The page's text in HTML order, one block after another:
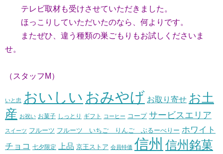
テレビ取材も受けさせていただきました。
ほっこりしていただいたのなら、何よりです。
またぜひ、違う種類の巣ごもりもお試しくださいま
せ。
（スタッフM）
いと忠 おいしい おみやげ お取り寄せ お土
産 お祝い お菓子 しっとり ギフト コーヒー コープ サービスエリア
スイーツ フルーツ フルーツ いちご りんご ぶるーべりー ホワイト
チョコ 七夕限定 上品 京王ストア 会員特価 信州 信州銘菓